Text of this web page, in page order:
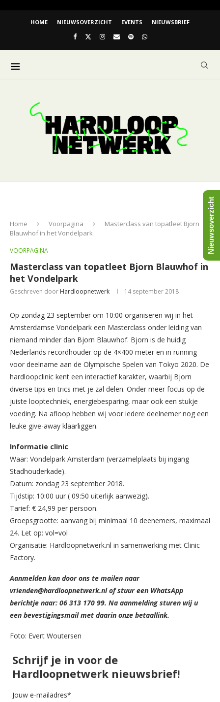
HOME NIEUWSOVERZICHT EVENTS NIEUWSBRIEF
Home Voorpagina
Masterclass van topatleet Bjorn
Blauwhof in het Vondelpark
VOORPAGINA
Masterclass van topatleet Bjorn Blauwhof in
het Vondelpark
Geschreven door Hardloopnetwerk 14 september 2018
Op zondag 23 september om 10:00 organiseren wij in het
Amsterdamse Vondelpark een Masterclass onder leiding van
niemand minder dan Bjorn Blauwhof. Bjorn is de huidig
Nederlands recordhouder op de 4×400 meter en in running
voor deelname aan de Olympische Spelen van Tokyo 2020. De
hardloopclinic kent een interactief karakter, waarbij Bjorn
diverse tips en trics met je zal delen. Onder meer focus op de
juiste looptechniek, energiebesparing, maar ook een stukje
voeding. Na afloop hebben wij voor iedere deelnemer nog een
leuke give-away klaarliggen.
Informatie clinic
Waar: Vondelpark Amsterdam (verzamelplaats bij ingang
Stadhouderkade).
Datum: zondag 23 september 2018.
Tijdstip: 10:00 uur ( 09:50 uiterlijk aanwezig).
Tarief: € 24,99 per persoon.
Groepsgrootte: aanvang bij minimaal 10 deenemers, maximaal
24. Let op: vol=vol
Organisatie: Hardloopnetwerk.nl in samenwerking met Clinic
Factory.
Aanmelden kan door ons te mailen naar
vrienden@hardloopnetwerk.nl of stuur een WhatsApp
berichtje naar: 06 313 170 99. Na aanmelding sturen wij u
een bevestigingsmail met daarin onze betaallink.
Foto: Evert Woutersen
Schrijf je in voor de
Hardloopnetwerk nieuwsbrief!
Jouw e-mailadres*
Nieuwsoverzicht